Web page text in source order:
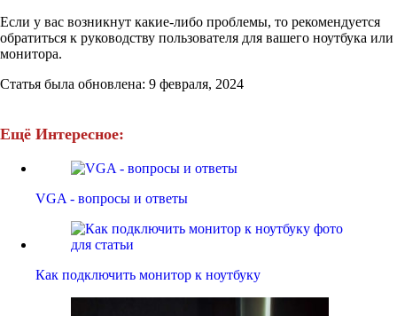
Если у вас возникнут какие-либо проблемы, то рекомендуется
обратиться к руководству пользователя для вашего ноутбука или
монитора.
Статья была обновлена: 9 февраля, 2024
Ещё Интересное:
VGA - вопросы и ответы
Как подключить монитор к ноутбуку